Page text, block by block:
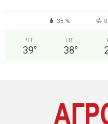
35 %
ЧТ
39°
ПТ
38°